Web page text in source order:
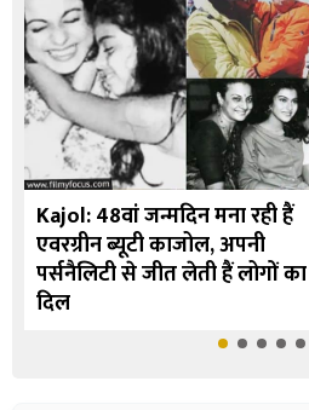
Kajol: 48वां जन्मदिन मना रही हैं
एवरग्रीन ब्यूटी काजोल, अपनी
पर्सनैलिटी से जीत लेती हैं लोगों का
दिल